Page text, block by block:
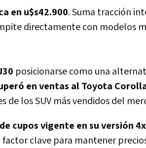
en u$s42.900. Suma tracción
directamente con modelos
posicionarse como una
en ventas al Toyota
de los SUV más vendidos del
cupos vigente en su versión
clave para mantener